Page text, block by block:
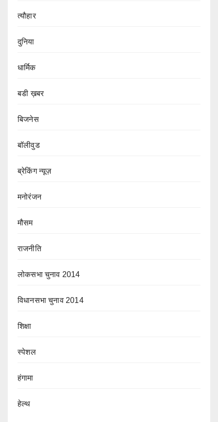
त्यौहार
दुनिया
धार्मिक
बडी ख़बर
बिजनेस
बॉलीवुड
ब्रेकिंग न्यूज़
मनोरंजन
मौसम
राजनीति
लोकसभा चुनाव 2014
विधानसभा चुनाव 2014
शिक्षा
स्पेशल
हंगामा
हेल्थ